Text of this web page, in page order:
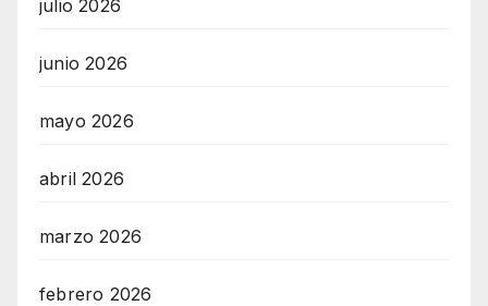
julio 2026
junio 2026
mayo 2026
abril 2026
marzo 2026
febrero 2026